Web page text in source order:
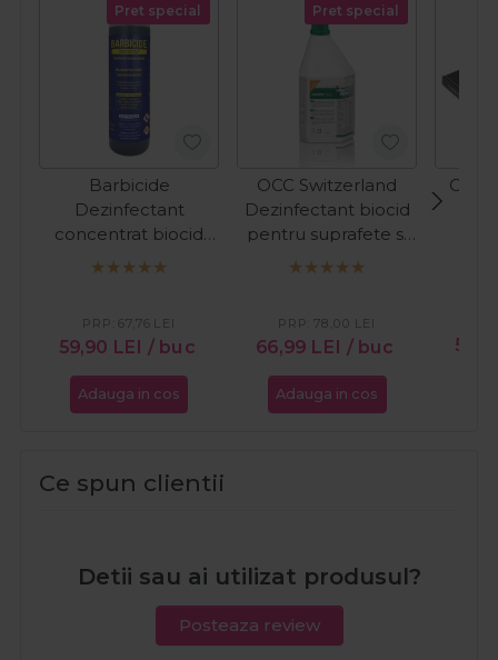
Pret special
Barbicide
Dezinfectant
concentrat biocid
pentru instrumentar
59,90 LEI / buc
PRP:67,76 LEI
Adauga in cos
Pret special
OCC Switzerland
Dezinfectant biocid
pentru suprafete si
instrumentar
66,99 LEI / buc
PRP:78,00 LEI
Adauga in cos
Ce spun clientii
Detii sau ai utilizat produsul?
Posteaza review